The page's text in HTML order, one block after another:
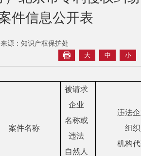
件信息公开表
来源：知识产权保护处
大
中 小
案件名称
被请求
企业
名称或
违法
自然人
违法
组织
机构